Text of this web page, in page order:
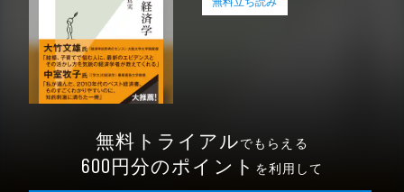
無料トライアルでもらえる
600円分のポイント を利用して